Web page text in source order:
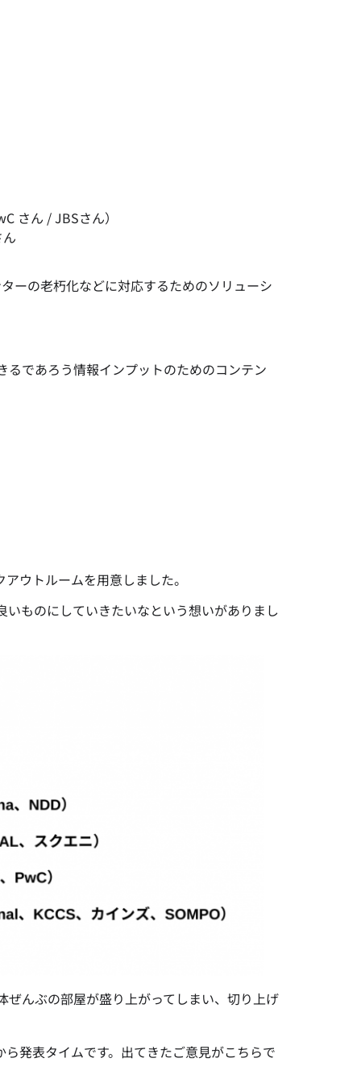
さん /JBSさん）
ーの老朽化などに対応するためのソリューシ
であろう情報インプットのためのコンテン
ウトルームを用意しました。
ものにしていきたいなという想いがありまし
んぶの部屋が盛り上がってしまい、切り上げ
発表タイムです。出てきたご意見がこちらで